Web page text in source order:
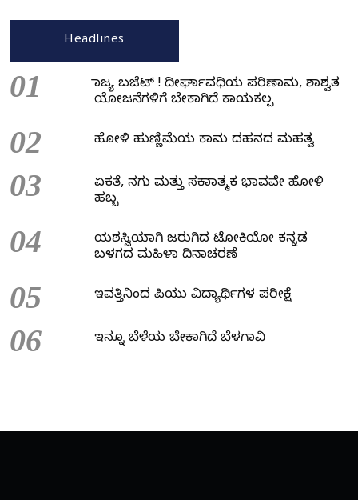
Headlines
01
ರಾಜ್ಯ ಬಜೆಟ್ ! ದೀರ್ಘಾವಧಿಯ ಪರಿಣಾಮ, ಶಾಶ್ವತ
ಯೋಜನೆಗಳಿಗೆ ಬೇಕಾಗಿದೆ ಕಾಯಕಲ್ಪ
02 ಹೋಳಿ ಹುಣ್ಣಿಮೆಯ ಕಾಮ ದಹನದ ಮಹತ್ವ
03
ಏಕತೆ, ನಗು ಮತ್ತು ಸಕಾರಾತ್ಮಕ ಭಾವವೇ ಹೋಳಿ
ಹಬ್ಬ
04
ಯಶಸ್ವಿಯಾಗಿ ಜರುಗಿದ ಟೋಕಿಯೋ ಕನ್ನಡ
ಬಳಗದ ಮಹಿಳಾ ದಿನಾಚರಣೆ
05 ಇವತ್ತಿನಿಂದ ಪಿಯು ವಿದ್ಯಾರ್ಥಿಗಳ ಪರೀಕ್ಷೆ
06 ಇನ್ನೂ ಬೆಳೆಯ ಬೇಕಾಗಿದೆ ಬೆಳಗಾವಿ